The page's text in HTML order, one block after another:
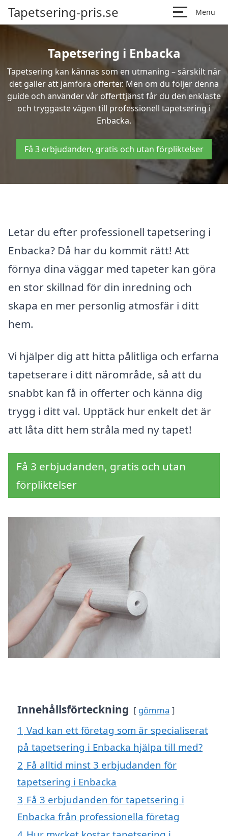
Tapetsering-pris.se Menu
Tapetsering i Enbacka
Tapetsering kan kännas som en utmaning – särskilt när
det gäller att jämföra offerter. Men om du följer denna
guide och använder vår offerttjänst får du den enklaste
och tryggaste vägen till professionell tapetsering i
Enbacka.
Få 3 erbjudanden, gratis och utan förpliktelser
Letar du efter professionell tapetsering i
Enbacka? Då har du kommit rätt! Att
förnya dina väggar med tapeter kan göra
en stor skillnad för din inredning och
skapa en mer personlig atmosfär i ditt
hem.
Vi hjälper dig att hitta pålitliga och erfarna
tapetserare i ditt närområde, så att du
snabbt kan få in offerter och känna dig
trygg i ditt val. Upptäck hur enkelt det är
att låta ditt hem stråla med ny tapet!
Få 3 erbjudanden, gratis och utan
förpliktelser
Innehållsförteckning gömma
1 Vad kan ett företag som är specialiserat
på tapetsering i Enbacka hjälpa till med?
2 Få alltid minst 3 erbjudanden för
tapetsering i Enbacka
3 Få 3 erbjudanden för tapetsering i
Enbacka från professionella företag